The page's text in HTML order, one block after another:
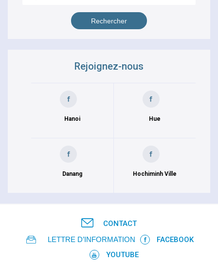
Rejoignez-nous
Hanoi Hue
Danang Hochiminh Ville
CONTACT
LETTRE D’INFORMATION
FACEBOOK
YOUTUBE